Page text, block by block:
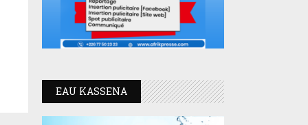
EAU KASSENA